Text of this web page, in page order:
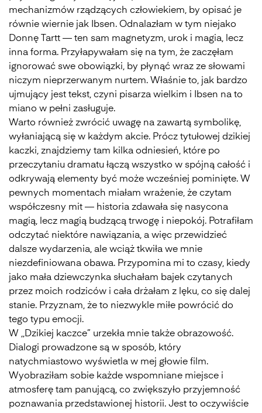
mechanizmów rządzących człowiekiem, by opisać je
równie wiernie jak Ibsen. Odnalazłam w tym niejako
Donnę Tartt — ten sam magnetyzm, urok i magia, lecz
inna forma. Przyłapywałam się na tym, że zaczęłam
ignorować swe obowiązki, by płynąć wraz ze słowami
niczym nieprzerwanym nurtem. Właśnie to, jak bardzo
ujmujący jest tekst, czyni pisarza wielkim i Ibsen na to
miano w pełni zasługuje.
Warto również zwrócić uwagę na zawartą symbolikę,
wyłaniającą się w każdym akcie. Prócz tytułowej dzikiej
kaczki, znajdziemy tam kilka odniesień, które po
przeczytaniu dramatu łączą wszystko w spójną całość i
odkrywają elementy być może wcześniej pominięte. W
pewnych momentach miałam wrażenie, że czytam
współczesny mit — historia zdawała się nasycona
magią, lecz magią budzącą trwogę i niepokój. Potrafiłam
odczytać niektóre nawiązania, a więc przewidzieć
dalsze wydarzenia, ale wciąż tkwiła we mnie
niezdefiniowana obawa. Przypomina mi to czasy, kiedy
jako mała dziewczynka słuchałam bajek czytanych
przez moich rodziców i cała drżałam z lęku, co się dalej
stanie. Przyznam, że to niezwykle miłe powrócić do
tego typu emocji.
W ,,Dzikiej kaczce” urzekła mnie także obrazowość.
Dialogi prowadzone są w sposób, który
natychmiastowo wyświetla w mej głowie film.
Wyobraziłam sobie każde wspomniane miejsce i
atmosferę tam panującą, co zwiększyło przyjemność
poznawania przedstawionej historii. Jest to oczywiście